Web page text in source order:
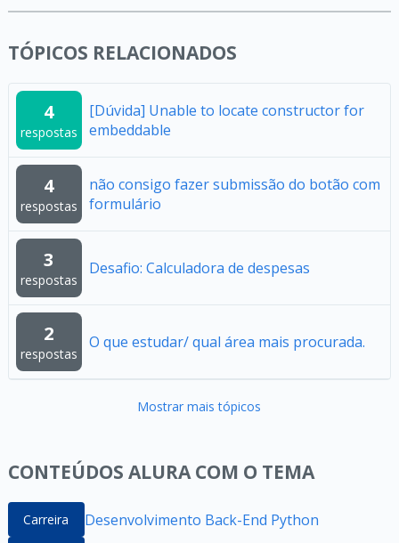
TÓPICOS RELACIONADOS
4
respostas
[Dúvida] Unable to locate constructor for
embeddable
4
respostas
não consigo fazer submissão do botão com
formulário
3
respostas
Desafio: Calculadora de despesas
2
respostas
O que estudar/ qual área mais procurada.
Mostrar mais tópicos
CONTEÚDOS ALURA COM O TEMA
Carreira Desenvolvimento Back-End Python